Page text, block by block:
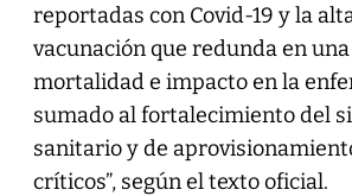
reportadas con Covid-19 y la
vacunación que redunda en
mortalidad e impacto en la
sumado al fortalecimiento del
sanitario y de
críticos”, según el texto oficial.